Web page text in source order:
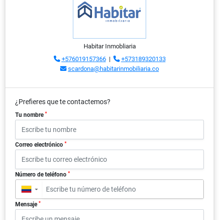
Habitar Inmobliaria
+576019157366|
+573189320133
scardona@habitarinmobiliaria.co
¿Prefieres que te contactemos?
Tu nombre *
Correo electrónico *
Número de teléfono *
▼
Mensaje *